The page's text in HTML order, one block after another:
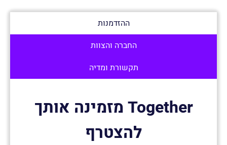
ההזדמנות
החברה והצוות
תקשורת ומדיה
Together מזמינה אותך
להצטרף